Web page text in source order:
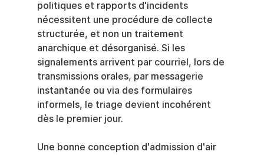
politiques et rapports d'incidents
nécessitent une procédure de collecte
structurée, et non un traitement
anarchique et désorganisé. Si les
signalements arrivent par courriel, lors de
transmissions orales, par messagerie
instantanée ou via des formulaires
informels, le triage devient incohérent
dès le premier jour.
Une bonne conception d'admission d'air